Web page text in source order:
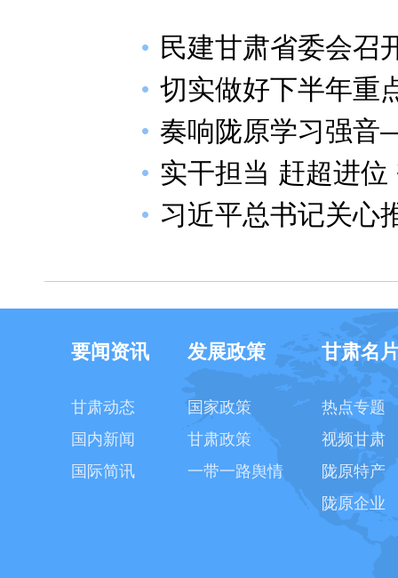
民建甘肃省委会召
切实做好下半年重
奏响陇原学习强音
实干担当 赶超进
习近平总书记关心
要闻资讯
甘肃动态
国内新闻
国际简讯
发展政策
国家政策
甘肃政策
一带一路舆情
甘肃名
热点专题
视频甘肃
陇原特产
陇原企业